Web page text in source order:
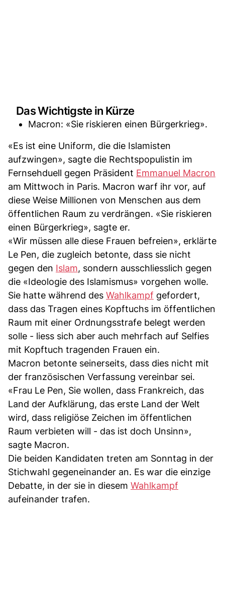
Das Wichtigste in Kürze
Macron: «Sie riskieren einen Bürgerkrieg».
«Es ist eine Uniform, die die Islamisten
aufzwingen», sagte die Rechtspopulistin im
Fernsehduell gegen Präsident Emmanuel Macron
am Mittwoch in Paris. Macron warf ihr vor, auf
diese Weise Millionen von Menschen aus dem
öffentlichen Raum zu verdrängen. «Sie riskieren
einen Bürgerkrieg», sagte er.
«Wir müssen alle diese Frauen befreien», erklärte
Le Pen, die zugleich betonte, dass sie nicht
gegen den Islam, sondern ausschliesslich gegen
die «Ideologie des Islamismus» vorgehen wolle.
Sie hatte während des Wahlkampf gefordert,
dass das Tragen eines Kopftuchs im öffentlichen
Raum mit einer Ordnungsstrafe belegt werden
solle - liess sich aber auch mehrfach auf Selfies
mit Kopftuch tragenden Frauen ein.
Macron betonte seinerseits, dass dies nicht mit
der französischen Verfassung vereinbar sei.
«Frau Le Pen, Sie wollen, dass Frankreich, das
Land der Aufklärung, das erste Land der Welt
wird, dass religiöse Zeichen im öffentlichen
Raum verbieten will - das ist doch Unsinn»,
sagte Macron.
Die beiden Kandidaten treten am Sonntag in der
Stichwahl gegeneinander an. Es war die einzige
Debatte, in der sie in diesem Wahlkampf
aufeinander trafen.